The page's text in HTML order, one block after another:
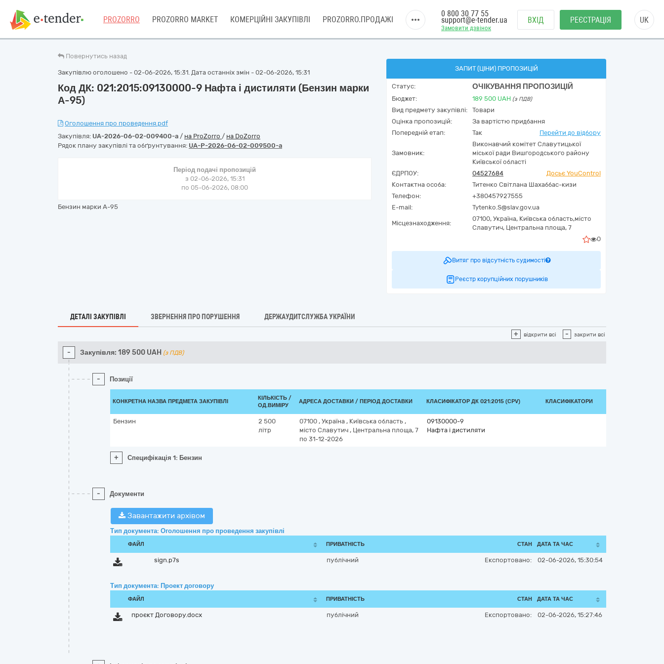
PROZORRO PROZORRO MARKET КОМЕРЦІЙНІ ЗАКУПІВЛІ PROZORRO.ПРОДАЖІ
Замовити дзвінок
0 800 30 77 55
support@e-tender.ua ВХІД РЕЄСТРАЦІЯ UK
Повернутись назад
Закупівлю оголошено - 02-06-2026, 15:31. Дата останніх змін - 02-06-2026, 15:31
Код ДК: 021:2015:09130000-9 Нафта і дистиляти (Бензин марки
А-95)
Оголошення про проведення.pdf
Закупівля: UA-2026-06-02-009400-a / на ProZorro / на DoZorro
Рядок плану закупівлі та обґрунтування: UA-P-2026-06-02-009500-a
Період подачі пропозицій
з 02-06-2026, 15:31
по 05-06-2026, 08:00
Бензин марки А-95
ЗАПИТ (ЦІНИ) ПРОПОЗИЦІЙ
Статус: ОЧІКУВАННЯ ПРОПОЗИЦІЙ
Бюджет: 189 500 UAH (з ПДВ)
Вид предмету закупівлі:
Товари
Оцінка пропозицій:
За вартістю придбання
Попередній етап:
Так Перейти до відбору
Замовник:
Виконавчий комітет Славутицької
міської ради Вишгородського району
Київської області
ЄДРПОУ:
04527684
Досьє YouControl
Контактна особа:
Титенко Світлана Шахаббас-кизи
Телефон:
+380457927555
E-mail:
Tytenko.S@slav.gov.ua
Місцезнаходження:
07100, Україна, Київська область,місто
Славутич, Центральна площа, 7
0
Витяг про відсутність судимості
Реєстр корупційних порушників
ДЕТАЛІ ЗАКУПІВЛІ ЗВЕРНЕННЯ ПРО ПОРУШЕННЯ ДЕРЖАУДИТСЛУЖБА УКРАЇНИ
+ відкрити всі - закрити всі
- Закупівля: 189 500 UAH (з ПДВ)
- Позиції
КОНКРЕТНА НАЗВА ПРЕДМЕТА ЗАКУПІВЛІ
КІЛЬКІСТЬ /
ОД.ВИМІРУ
АДРЕСА ДОСТАВКИ / ПЕРІОД ДОСТАВКИ КЛАСИФІКАТОР ДК 021:2015 (CPV) КЛАСИФІКАТОРИ
Бензин
2 500
літр
07100 , Україна , Київська область ,
місто Славутич , Центральна площа, 7
по 31-12-2026
09130000-9
Нафта і дистиляти
+ Специфікація 1: Бензин
- Документи
Завантажити архівом
Тип документа: Оголошення про проведення закупівлі
ФАЙЛ ПРИВАТНІСТЬ СТАН ДАТА ТА ЧАС
sign.p7s публічний Експортовано: 02-06-2026, 15:30:54
Тип документа: Проект договору
ФАЙЛ ПРИВАТНІСТЬ СТАН ДАТА ТА ЧАС
проєкт Договору.docx публічний Експортовано: 02-06-2026, 15:27:46